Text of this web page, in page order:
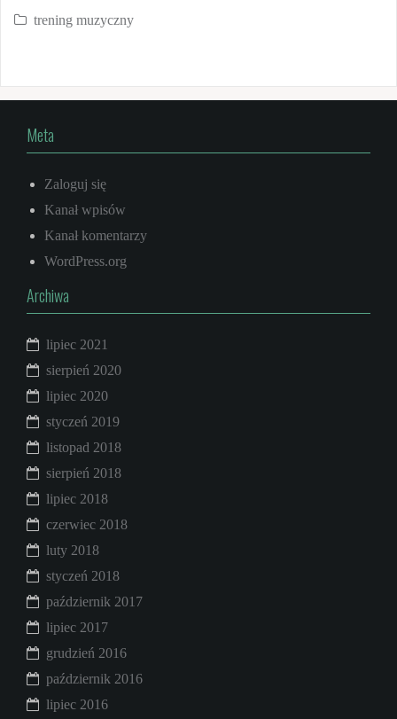
trening muzyczny
Meta
Zaloguj się
Kanał wpisów
Kanał komentarzy
WordPress.org
Archiwa
lipiec 2021
sierpień 2020
lipiec 2020
styczeń 2019
listopad 2018
sierpień 2018
lipiec 2018
czerwiec 2018
luty 2018
styczeń 2018
październik 2017
lipiec 2017
grudzień 2016
październik 2016
lipiec 2016